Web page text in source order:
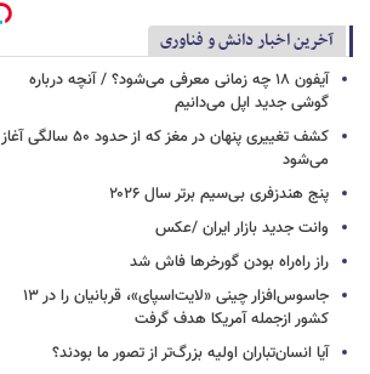
آخرین اخبار دانش و فناوری
آیفون ۱۸ چه زمانی معرفی می‌شود؟ / آنچه درباره
گوشی جدید اپل می‌دانیم
کشف تغییری پنهان در مغز که از حدود ۵۰ سالگی آغاز
می‌شود
پنج هندزفری بی‌سیم برتر سال ۲۰۲۶
وانت جدید بازار ایران /عکس
راز راه‌راه بودن گورخرها فاش شد
جاسوس‌افزار چینی «لایت‌اسپای»، قربانیان را در ۱۳
کشور ازجمله آمریکا هدف گرفت
آیا انسان‌تباران اولیه بزرگ‌تر از تصور ما بودند؟